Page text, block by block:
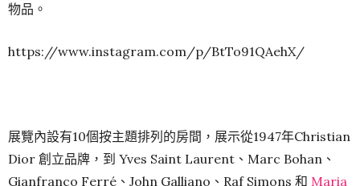
物品。
https://www.instagram.com/p/BtTo91QAehX/
展覽內設有10個按主題排列的房間，展示從1947年Christian
Dior 創立品牌，到 Yves Saint Laurent、Marc Bohan、
Gianfranco Ferré、John Galliano、Raf Simons 和 Maria